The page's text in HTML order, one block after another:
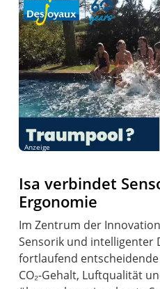
Anzeige
Isa verbindet
Ergonomie
Im Zentrum der
Sensorik und intelligenter
fortlaufend
CO₂-Gehalt, Luftqualität